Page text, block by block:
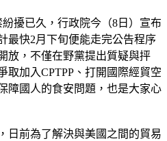
擾已久，行政院今（8日）宣布
最快2月下旬便能走完公告程序
放，不僅在野黨提出質疑與抨
取加入CPTPP、打開國際經貿空
障國人的食安問題，也是大家心
日前為了解決與美國之間的貿易